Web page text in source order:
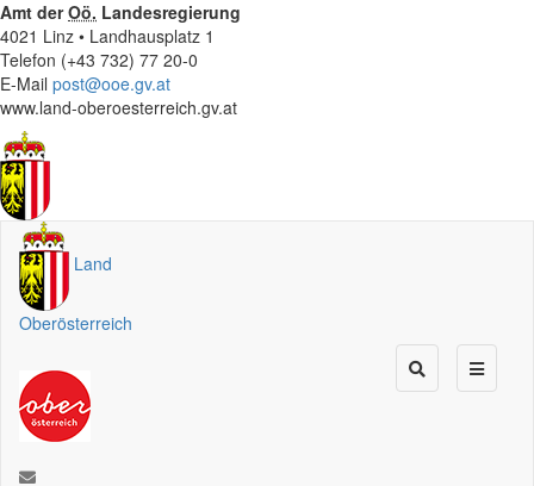
Amt derOö. Landesregierung
4021 Linz • Landhausplatz 1
Telefon (+43 732) 77 20-0
E-Mail post@ooe.gv.at
www.land-oberoesterreich.gv.at
Land
Oberösterreich